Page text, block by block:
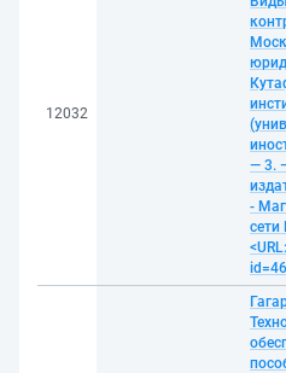
12032
— 3.
-
сети